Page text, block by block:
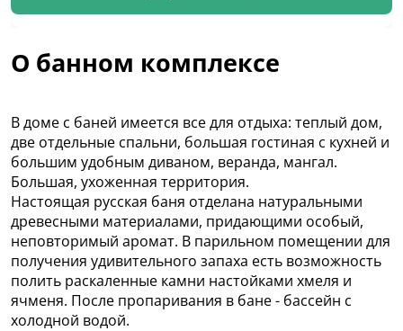
О банном комплексе
В доме с баней имеется все для отдыха: теплый дом,
две отдельные спальни, большая гостиная с кухней и
большим удобным диваном, веранда, мангал.
Большая, ухоженная территория.
Настоящая русская баня отделана натуральными
древесными материалами, придающими особый,
неповторимый аромат. В парильном помещении для
получения удивительного запаха есть возможность
полить раскаленные камни настойками хмеля и
ячменя. После пропаривания в бане - бассейн с
холодной водой.